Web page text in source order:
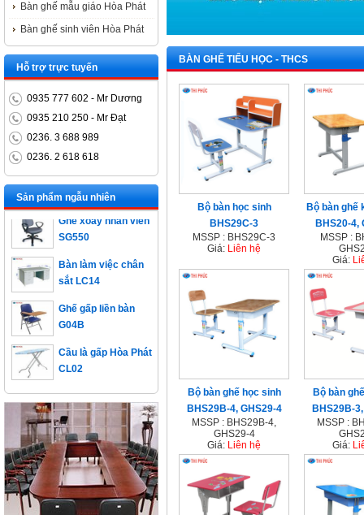
BÀN GHẾ TIỂU HỌC - THCS
Bộ bàn học sinh
BHS29C-3
MSSP : BHS29C-3
Giá: Liên hệ
Bộ bàn ghế
BHS20-4,
MSSP :
Giá:
Bộ bàn ghế học sinh
BHS29B-4, GHS29-4
MSSP : BHS29B-4,
GHS29-4
Giá: Liên hệ
Bộ bàn
BHS29B-
MSSP :
Giá:
Bàn ghế mẫu giáo Hòa Phát
Bàn ghế sinh viên Hòa Phát
Hỗ trợ trực tuyến
0935 777 602 - Mr Dương
0935 210 250 - Mr Đạt
0236. 3 688 989
0236. 2 618 618
Sản phẩm ngẫu nhiên
ET1400D
Ghế xoay nhân viên
SG550
sắt LC14
G04B
CL02